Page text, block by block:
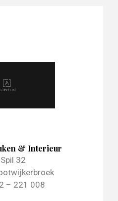
& Interieur
32
– 221 008